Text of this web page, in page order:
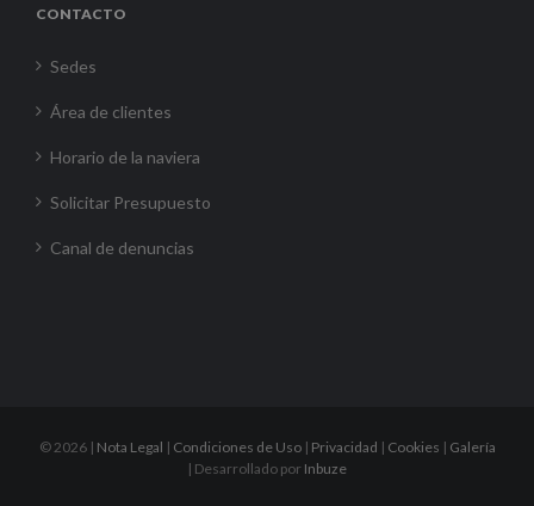
CONTACTO
Sedes
Área de clientes
Horario de la naviera
Solicitar Presupuesto
Canal de denuncias
© 2026 | Nota Legal | Condiciones de Uso| Privacidad | Cookies | Galería
| Desarrollado por Inbuze